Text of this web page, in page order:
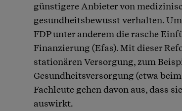
günstigere Anbieter von
gesundheitsbewusst verhalten.
FDP unter anderem die rasche
Finanzierung (Efas). Mit dieser
stationären Versorgung, zum
Gesundheitsversorgung (etwa
Fachleute gehen davon aus, dass
auswirkt.